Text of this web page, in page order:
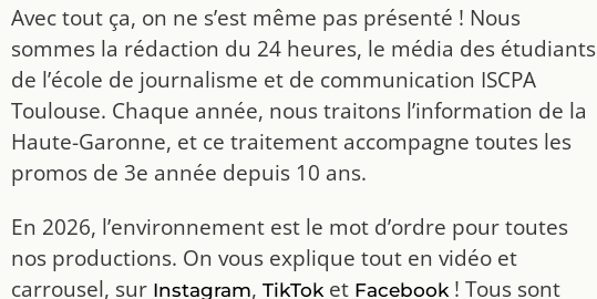
Avec tout ça, on ne s’est même pas présenté ! Nous
sommes la rédaction du 24 heures, le média des étudiants
de l’école de journalisme et de communication ISCPA
Toulouse. Chaque année, nous traitons l’information de la
Haute-Garonne, et ce traitement accompagne toutes les
promos de 3e année depuis 10 ans.
En 2026, l’environnement est le mot d’ordre pour toutes
nos productions. On vous explique tout en vidéo et
carrousel, sur Instagram, TikToket Facebook! Tous sont